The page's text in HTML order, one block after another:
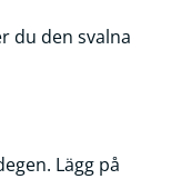
du den svalna
Lägg på